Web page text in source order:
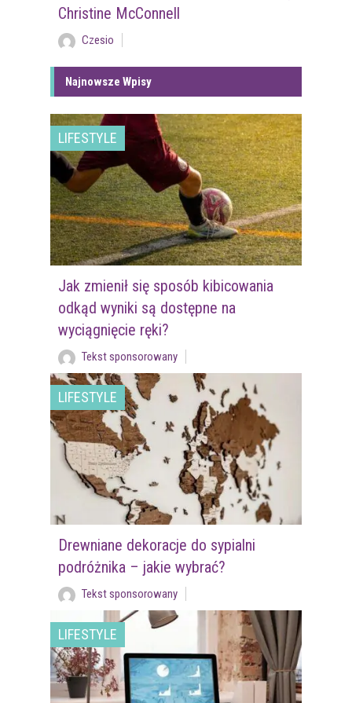
Christine McConnell
Czesio
Najnowsze Wpisy
LIFESTYLE
Jak zmienił się sposób kibicowania
odkąd wyniki są dostępne na
wyciągnięcie ręki?
Tekst sponsorowany
LIFESTYLE
Drewniane dekoracje do sypialni
podróżnika – jakie wybrać?
Tekst sponsorowany
LIFESTYLE